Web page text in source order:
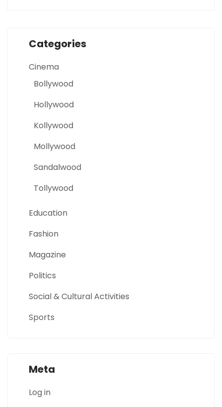
Categories
Cinema
Bollywood
Hollywood
Kollywood
Mollywood
Sandalwood
Tollywood
Education
Fashion
Magazine
Politics
Social & Cultural Activities
Sports
Meta
Log in